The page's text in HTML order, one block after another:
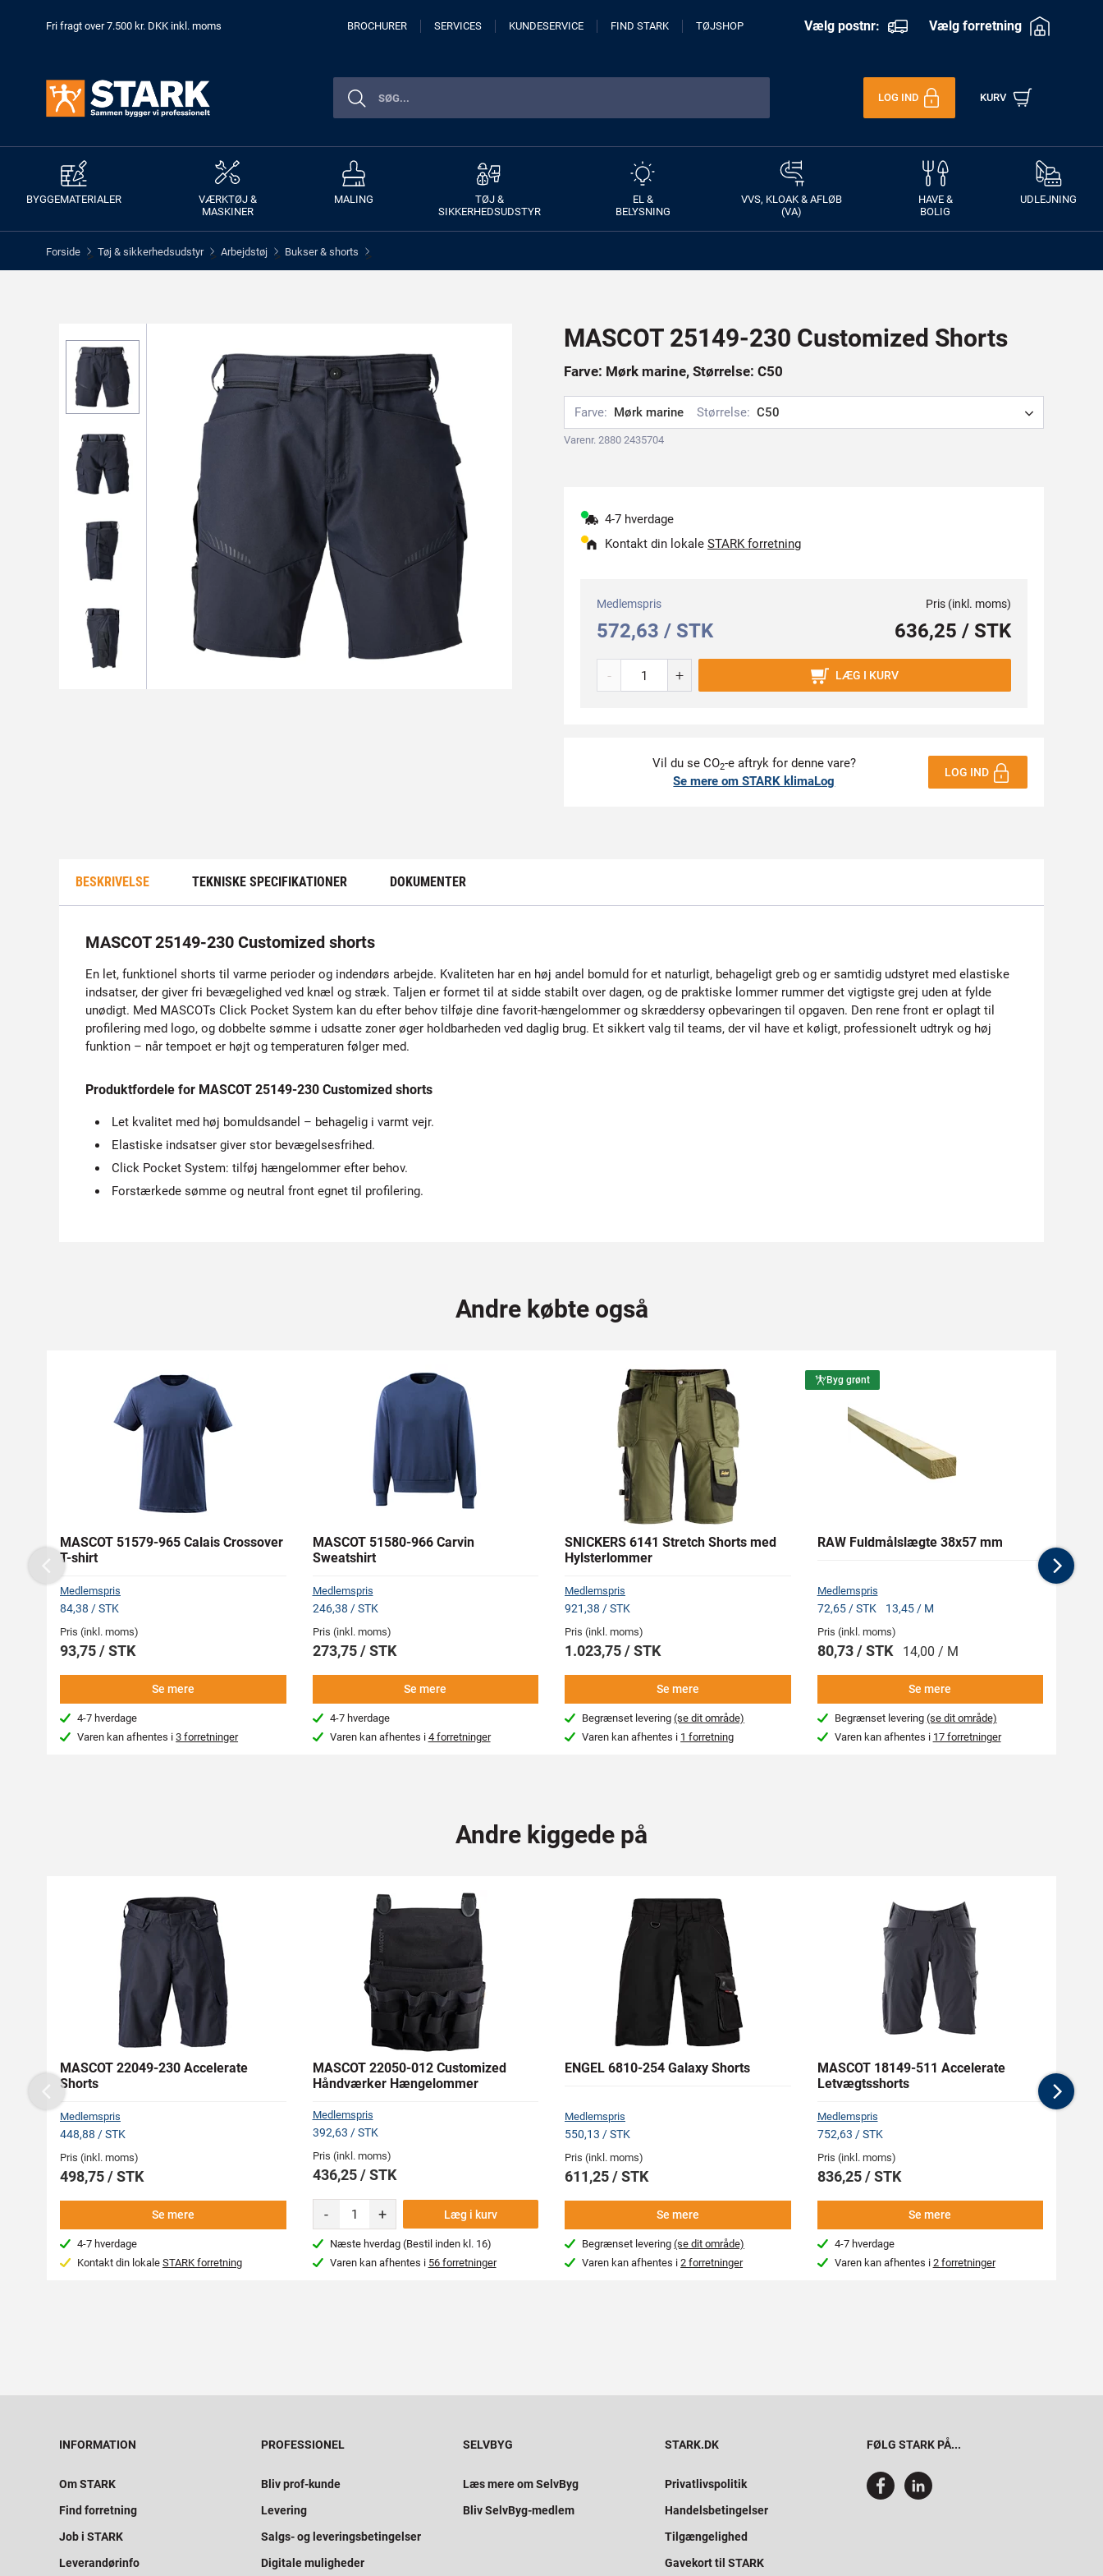
Fri fragt over 7.500 kr. DKK inkl. moms BROCHURER SERVICES KUNDESERVICE FIND STARK TØJSHOP Vælg postnr: Vælg forretning
LOG IND KURV
BYGGEMATERIALER
VÆRKTØJ &
MASKINER
MALING
TØJ &
SIKKERHEDSUDSTYR
EL &
BELYSNING
VVS, KLOAK & AFLØB
(VA)
HAVE &
BOLIG
UDLEJNING
Forside > Tøj & sikkerhedsudstyr > Arbejdstøj > Bukser & shorts >
MASCOT 25149-230 Customized Shorts
Farve: Mørk marine, Størrelse: C50
Farve: Mørk marine Størrelse: C50
Varenr. 2880 2435704
4-7 hverdage
Kontakt din lokale STARK forretning
Medlemspris
572,63 / STK
Pris (inkl. moms)
636,25 / STK
- + LÆG I KURV
Vil du se CO2-e aftryk for denne vare?
Se mere om STARK klimaLog
LOG IND
BESKRIVELSE TEKNISKE SPECIFIKATIONER DOKUMENTER
MASCOT 25149-230 Customized shorts
En let, funktionel shorts til varme perioder og indendørs arbejde. Kvaliteten har en høj andel bomuld for et naturligt, behageligt greb og er samtidig udstyret med elastiske
indsatser, der giver fri bevægelighed ved knæl og stræk. Taljen er formet til at sidde stabilt over dagen, og de praktiske lommer rummer det vigtigste grej uden at fylde
unødigt. Med MASCOTs Click Pocket System kan du efter behov tilføje dine favorit-hængelommer og skræddersy opbevaringen til opgaven. Den rene front er oplagt til
profilering med logo, og dobbelte sømme i udsatte zoner øger holdbarheden ved daglig brug. Et sikkert valg til teams, der vil have et køligt, professionelt udtryk og høj
funktion – når tempoet er højt og temperaturen følger med.
Produktfordele for MASCOT 25149-230 Customized shorts
Let kvalitet med høj bomuldsandel – behagelig i varmt vejr.
Elastiske indsatser giver stor bevægelsesfrihed.
Click Pocket System: tilføj hængelommer efter behov.
Forstærkede sømme og neutral front egnet til profilering.
Andre købte også
MASCOT 51579-965 Calais Crossover
T-shirt
Medlemspris
84,38 / STK
Pris (inkl. moms)
93,75 / STK
Se mere
4-7 hverdage
Varen kan afhentes i3 forretninger
MASCOT 51580-966 Carvin
Sweatshirt
Medlemspris
246,38 / STK
Pris (inkl. moms)
273,75 / STK
Se mere
4-7 hverdage
Varen kan afhentes i 4 forretninger
SNICKERS 6141 Stretch Shorts med
Hylsterlommer
Medlemspris
921,38 / STK
Pris (inkl. moms)
1.023,75 / STK
Se mere
Begrænset levering(se dit område)
Varen kan afhentes i 1 forretning
Byg grønt
RAW Fuldmålslægte 38x57 mm
Medlemspris
72,65 / STK 13,45 / M
Pris (inkl. moms)
80,73 / STK 14,00 / M
Se mere
Begrænset levering (se dit område)
Varen kan afhentes i 17 forretninger
Previous
Andre kiggede på
MASCOT 22049-230 Accelerate
Shorts
Medlemspris
448,88 / STK
Pris (inkl. moms)
498,75 / STK
Se mere
4-7 hverdage
Kontakt din lokale STARK forretning
MASCOT 22050-012 Customized
Håndværker Hængelommer
Medlemspris
392,63 / STK
Pris (inkl. moms)
436,25 / STK
- + Læg i kurv
Næste hverdag (Bestil inden kl. 16)
Varen kan afhentes i 56 forretninger
ENGEL 6810-254 Galaxy Shorts
Medlemspris
550,13 / STK
Pris (inkl. moms)
611,25 / STK
Se mere
Begrænset levering(se dit område)
Varen kan afhentes i2 forretninger
MASCOT 18149-511 Accelerate
Letvægtsshorts
Medlemspris
752,63 / STK
Pris (inkl. moms)
836,25 / STK
Se mere
4-7 hverdage
Varen kan afhentes i 2 forretninger
Previous
INFORMATION
Om STARK
Find forretning
Job i STARK
Leverandørinfo
PROFESSIONEL
Bliv prof-kunde
Levering
Salgs- og leveringsbetingelser
Digitale muligheder
SELVBYG
Læs mere om SelvByg
Bliv SelvByg-medlem
STARK.DK
Privatlivspolitik
Handelsbetingelser
Tilgængelighed
Gavekort til STARK
FØLG STARK PÅ...